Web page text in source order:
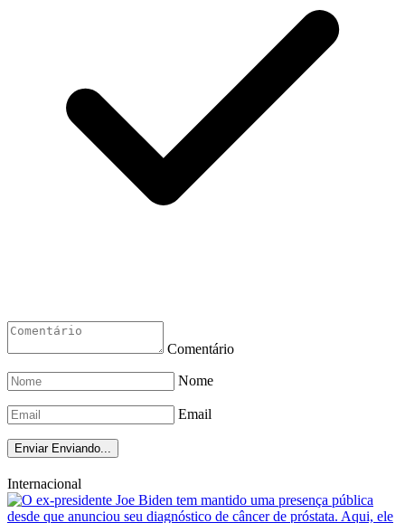
Comentário
Nome
Email
Enviar Enviando...
Internacional